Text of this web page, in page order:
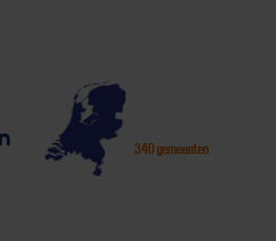
340 gemeenten